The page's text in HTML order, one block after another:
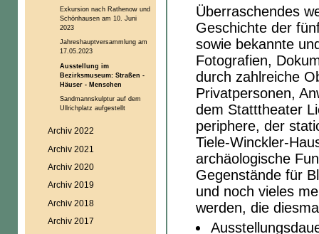
Überraschendes
Geschichte der
sowie bekannte
Fotografien,
durch zahlreiche
Privatpersonen,
dem Statttheater
periphere, der
Tiele-Winckler-
archäologische
Gegenstände für
und noch vieles
werden, die
Exkursion nach Rathenow und
Schönhausen am 10. Juni
2023
Jahreshauptversammlung am
17.05.2023
Ausstellung im
Bezirksmuseum: Straßen -
Häuser - Menschen
Sandmannskulptur auf dem
Ullrichplatz aufgestellt
Archiv 2022
Archiv 2021
Archiv 2020
Archiv 2019
Archiv 2018
Archiv 2017